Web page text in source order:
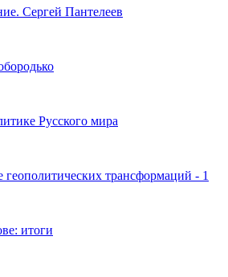
Сергей Пантелеев
Русского мира
геополитических трансформаций - 1
итоги